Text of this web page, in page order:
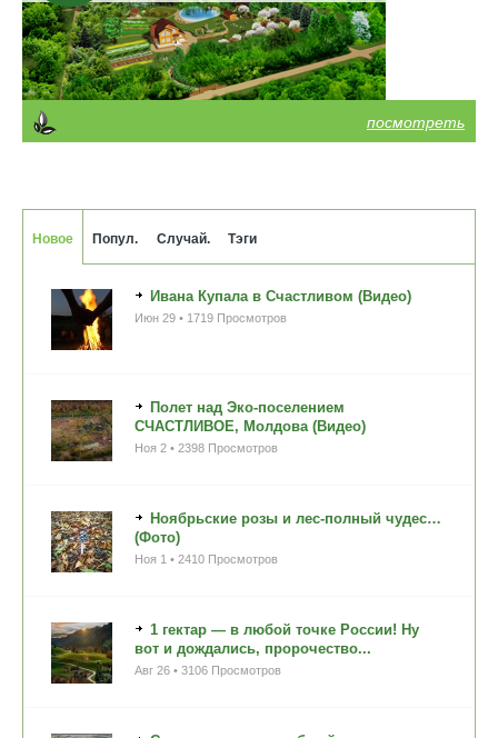
посмотреть
Новое Попул. Случай. Тэги
Ивана Купала в Счастливом (Видео)
Июн 29 • 1719 Просмотров
Полет над Эко-поселением
СЧАСТЛИВОЕ, Молдова (Видео)
Ноя 2 • 2398 Просмотров
Ноябрьские розы и лес-полный чудес…
(Фото)
Ноя 1 • 2410 Просмотров
1 гектар — в любой точке России! Ну
вот и дождались, пророчество...
Авг 26 • 3106 Просмотров